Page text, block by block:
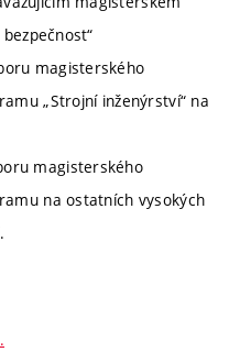
magisterského
„Strojní inženýrství“ na
magisterského
na ostatních vysokých